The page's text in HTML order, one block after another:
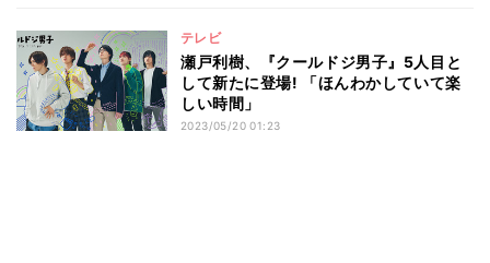
テレビ
瀬戸利樹、『クールドジ男子』5人目と
して新たに登場! 「ほんわかしていて楽
しい時間」
2023/05/20 01:23